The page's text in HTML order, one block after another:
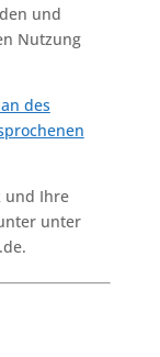
und
Nutzung
des
und Ihre
unter